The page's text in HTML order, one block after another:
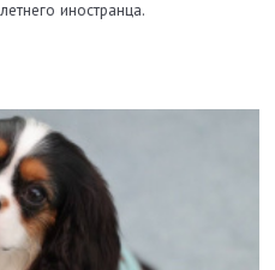
иностранца.